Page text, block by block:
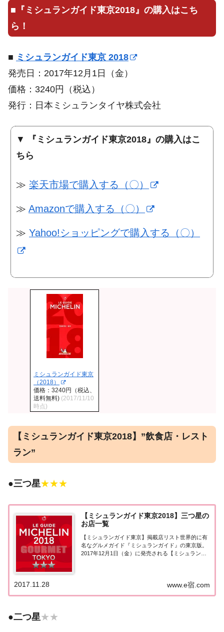
■ 『ミシュランガイド東京2018』の購入はこち
ら！
■ ミシュランガイド東京 2018
発売日：2017年12月1日（金）
価格：3240円（税込）
発行：日本ミシュランタイヤ株式会社
▼
『ミシュランガイド東京2018』の購入はこ
ちら
≫ 楽天市場で購入する（〇）
≫ Amazonで購入する（〇）
≫ Yahoo!ショッピングで購入する（〇）
ミシュランガイド東京
（2018）
価格：3240円（税込、
送料無料) (2017/11/10
時点)
【ミシュランガイド東京2018】”飲食店・レスト
ラン”
●三つ星★★★
【ミシュランガイド東京2018】三つ星の
お店一覧
【ミシュランガイド東京】掲載店リスト世界的に有
名なグルメガイド『ミシュランガイド』の東京版。
2017年12月1日（金）に発売される【ミシュランガ
www.e宿.com
2017.11.28
●二つ星★★